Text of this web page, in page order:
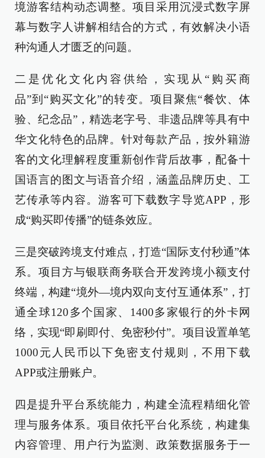
境游客结构动态调整。项目采用沉浸式数字屏
幕与数字人讲解相结合的方式，有效解决小语
种沟通人才匮乏的问题。
二是优化文化内容供给，实现从“购买商
品”到“购买文化”的转变。项目聚焦“餐饮、体
验、纪念品”，精选老字号、非遗品牌等具有中
华文化特色的品牌。针对每款产品，按外籍游
客的文化理解程度重新创作背后故事，配备十
国语言的图文与语音介绍，涵盖品牌历史、工
艺传承等内容。游客可下载数字导览APP，形
成“购买即传播”的链条效应。
三是突破跨境支付难点，打造“国际支付秒通”体
系。项目方与银联商务联合开发跨境小额支付
终端，构建“境外—境内双向支付互通体系”，打
通全球120多个国家、1400多家银行的外卡网
络，实现“即刷即付、免密秒付”。项目设置单笔
1000元人民币以下免密支付规则，不用下载
APP或注册账户。
四是提升平台系统能力，构建全流程精细化管
理与服务体系。项目依托平台化系统，构建集
内容管理、用户行为监测、政策数据服务于一